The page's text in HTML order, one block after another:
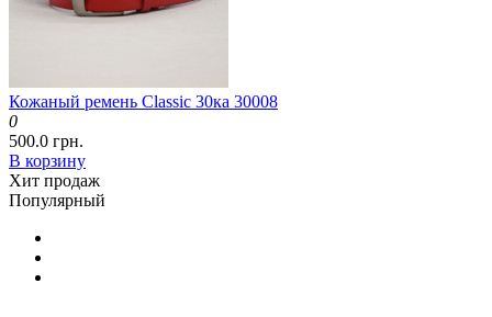
Кожаный ремень Classic 30ка 30008
0
500.0 грн.
В корзину
Хит продаж
Популярный